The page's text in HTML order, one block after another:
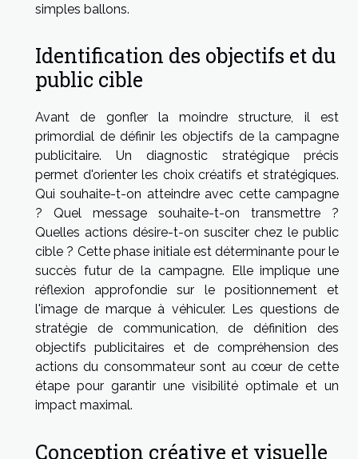
simples ballons.
Identification des objectifs et du
public cible
Avant de gonfler la moindre structure, il est
primordial de définir les objectifs de la campagne
publicitaire. Un diagnostic stratégique précis
permet d'orienter les choix créatifs et stratégiques.
Qui souhaite-t-on atteindre avec cette campagne
? Quel message souhaite-t-on transmettre ?
Quelles actions désire-t-on susciter chez le public
cible ? Cette phase initiale est déterminante pour le
succès futur de la campagne. Elle implique une
réflexion approfondie sur le positionnement et
l'image de marque à véhiculer. Les questions de
stratégie de communication, de définition des
objectifs publicitaires et de compréhension des
actions du consommateur sont au cœur de cette
étape pour garantir une visibilité optimale et un
impact maximal.
Conception créative et visuelle